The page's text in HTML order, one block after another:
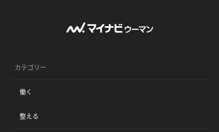
カテゴリー
働く
整える